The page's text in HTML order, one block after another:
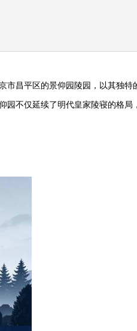
市昌平区的景仰园陵园 ，以其独特
不仅延续了明代皇家陵寝的格局，